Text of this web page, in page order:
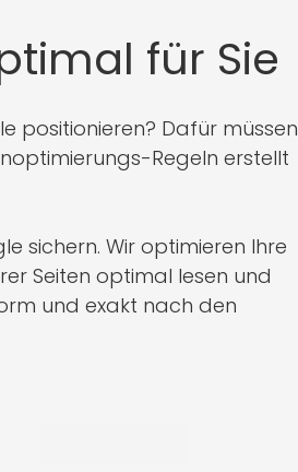
für Sie
positionieren? Dafür müssen
Regeln erstellt
sichern. Wir optimieren Ihre
Seiten optimal lesen und
und exakt nach den